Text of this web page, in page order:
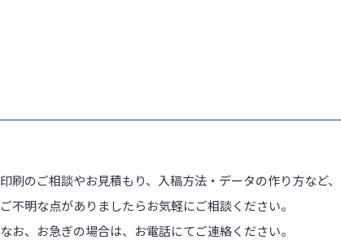
印刷のご相談やお見積もり、入稿方法・データの作り方など、
ご不明な点がありましたらお気軽にご相談ください。
なお、お急ぎの場合は、お電話にてご連絡ください。